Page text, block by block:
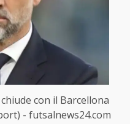
con il Barcellona
- futsalnews24.com